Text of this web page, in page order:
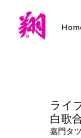
ライ
白歌
嘉門タ